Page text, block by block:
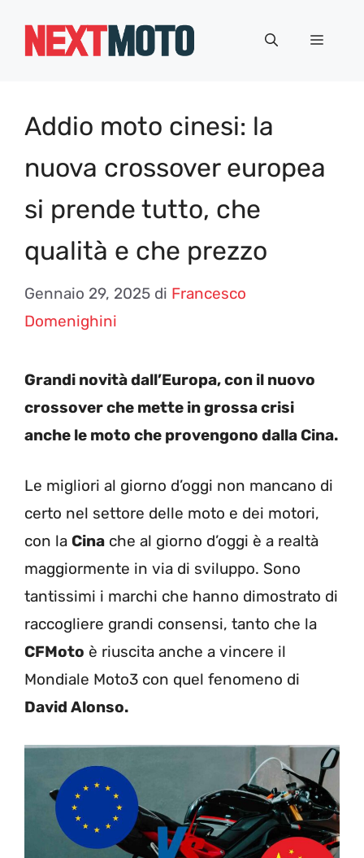
Menu
Addio moto cinesi: la
nuova crossover europea
si prende tutto, che
qualità e che prezzo
Gennaio 29, 2025 di Francesco
Domenighini
Grandi novità dall’Europa, con il nuovo
crossover che mette in grossa crisi
anche le moto che provengono dalla Cina.
Le migliori al giorno d’oggi non mancano di
certo nel settore delle moto e dei motori,
con la Cina che al giorno d’oggi è a realtà
maggiormente in via di sviluppo. Sono
tantissimi i marchi che hanno dimostrato di
raccogliere grandi consensi, tanto che la
CFMoto è riuscita anche a vincere il
Mondiale Moto3 con quel fenomeno di
David Alonso.